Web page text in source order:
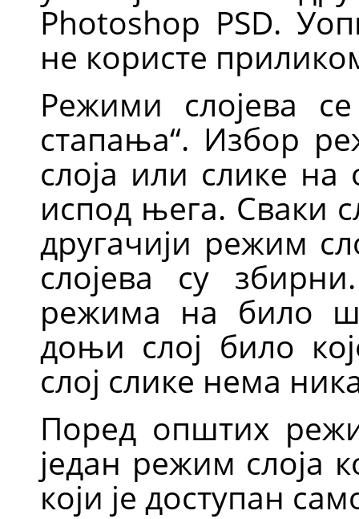
Photoshop PSD.
не користе
Режими слојева
стапања“. Избор
слоја или слике на
испод њега. Сваки
другачији режим
слојева су
режима на било
доњи слој било
слој слике нема
Поред општих
један режим слоја
који је доступан